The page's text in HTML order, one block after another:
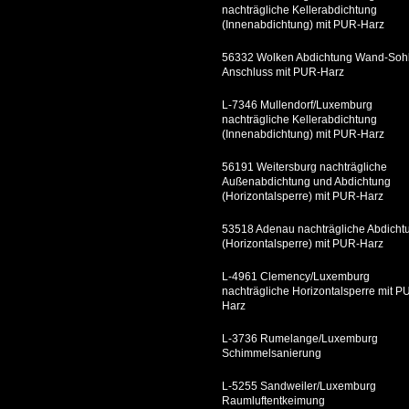
nachträgliche Kellerabdichtung
(Innenabdichtung) mit PUR-Harz
56332 Wolken Abdichtung Wand-
Anschluss mit PUR-Harz
L-7346 Mullendorf/Luxemburg
nachträgliche Kellerabdichtung
(Innenabdichtung) mit PUR-Harz
56191 Weitersburg nachträgliche
Außenabdichtung und Abdichtung
(Horizontalsperre) mit PUR-Harz
53518 Adenau nachträgliche
(Horizontalsperre) mit PUR-Harz
L-4961 Clemency/Luxemburg
nachträgliche Horizontalsperre mit
Harz
L-3736 Rumelange/Luxemburg
Schimmelsanierung
L-5255 Sandweiler/Luxemburg
Raumluftentkeimung